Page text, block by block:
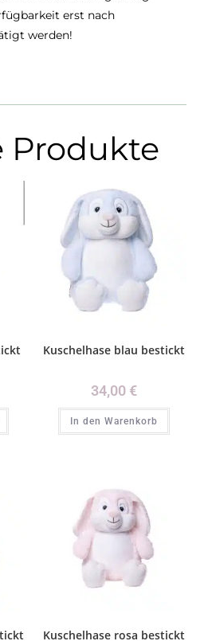
erst nach
werden!
Produkte
Kuschelhase blau bestickt
34,00 €
In den Warenkorb
Kuschelhase rosa bestickt